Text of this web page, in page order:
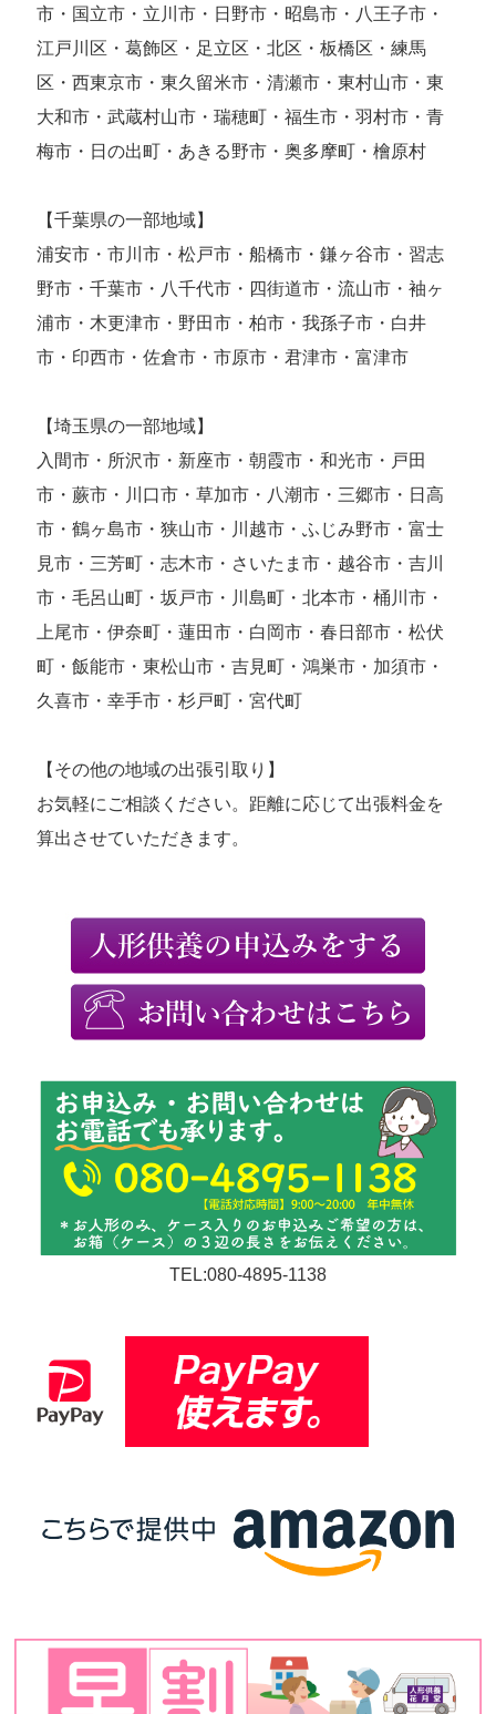
市・国立市・立川市・日野市・昭島市・八王子市・
江戸川区・葛飾区・足立区・北区・板橋区・練馬
区・西東京市・東久留米市・清瀬市・東村山市・東
大和市・武蔵村山市・瑞穂町・福生市・羽村市・青
梅市・日の出町・あきる野市・奥多摩町・檜原村
【千葉県の一部地域】
浦安市・市川市・松戸市・船橋市・鎌ヶ谷市・習志
野市・千葉市・八千代市・四街道市・流山市・袖ヶ
浦市・木更津市・野田市・柏市・我孫子市・白井
市・印西市・佐倉市・市原市・君津市・富津市
【埼玉県の一部地域】
入間市・所沢市・新座市・朝霞市・和光市・戸田
市・蕨市・川口市・草加市・八潮市・三郷市・日高
市・鶴ヶ島市・狭山市・川越市・ふじみ野市・富士
見市・三芳町・志木市・さいたま市・越谷市・吉川
市・毛呂山町・坂戸市・川島町・北本市・桶川市・
上尾市・伊奈町・蓮田市・白岡市・春日部市・松伏
町・飯能市・東松山市・吉見町・鴻巣市・加須市・
久喜市・幸手市・杉戸町・宮代町
【その他の地域の出張引取り】
お気軽にご相談ください。距離に応じて出張料金を
算出させていただきます。
TEL:080-4895-1138